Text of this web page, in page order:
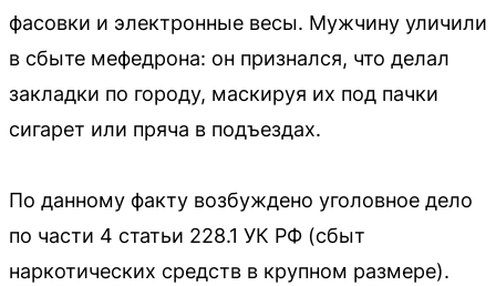
фасовки и электронные весы. Мужчину уличили
в сбыте мефедрона: он признался, что делал
закладки по городу, маскируя их под пачки
сигарет или пряча в подъездах.
По данному факту возбуждено уголовное дело
по части 4 статьи 228.1 УК РФ (сбыт
наркотических средств в крупном размере).